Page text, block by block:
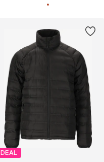
DEAL